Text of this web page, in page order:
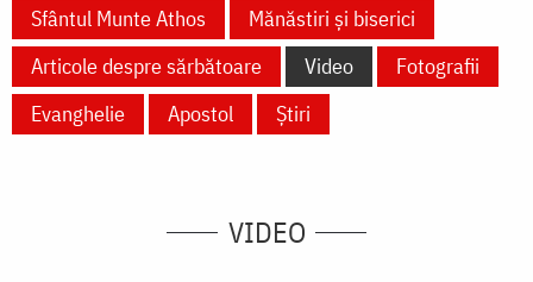
Sfântul Munte Athos
Mănăstiri și biserici
Articole despre sărbătoare
Video
Fotografii
Evanghelie
Apostol Știri
VIDEO